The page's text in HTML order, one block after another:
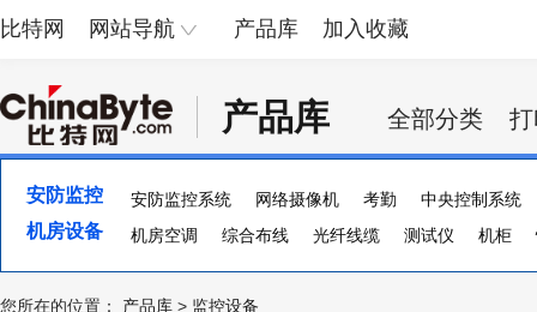
比特网 网站导航 产品库 加入收藏
产品库 全部分类
安防监控 安防监控系统 网络摄像机 考勤
中央控制系统
防盗报警
防爆安检设备 探测器 光端机 智能
机房设备 机房空调 综合布线 光纤线缆 测试仪 机柜
您所在的位置： 产品库 > 监控设备